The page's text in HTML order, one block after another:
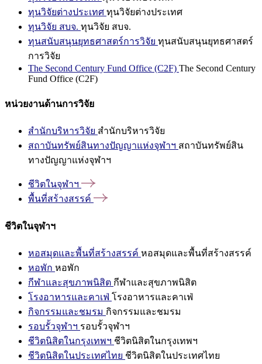
ทุนวิจัยต่างประเทศ ทุนวิจัยต่างประเทศ
ทุนวิจัย สบจ. ทุนวิจัย สบจ.
ทุนสนับสนุนยุทธศาสตร์การวิจัย ทุนสนับสนุนยุทธศาสตร์
การวิจัย
The Second Century Fund Office (C2F) The Second Century
Fund Office (C2F)
หน่วยงานด้านการวิจัย
สำนักบริหารวิจัย สำนักบริหารวิจัย
สถาบันทรัพย์สินทางปัญญาแห่งจุฬาฯ สถาบันทรัพย์สิน
ทางปัญญาแห่งจุฬาฯ
ชีวิตในจุฬาฯ
พื้นที่สร้างสรรค์
ชีวิตในจุฬาฯ
หอสมุดและพื้นที่สร้างสรรค์ หอสมุดและพื้นที่สร้างสรรค์
หอพัก หอพัก
กีฬาและสุขภาพนิสิต กีฬาและสุขภาพนิสิต
โรงอาหารและคาเฟ่ โรงอาหารและคาเฟ่
กิจกรรมและชมรม กิจกรรมและชมรม
รอบรั้วจุฬาฯ รอบรั้วจุฬาฯ
ชีวิตนิสิตในกรุงเทพฯ ชีวิตนิสิตในกรุงเทพฯ
ชีวิตนิสิตในประเทศไทย ชีวิตนิสิตในประเทศไทย